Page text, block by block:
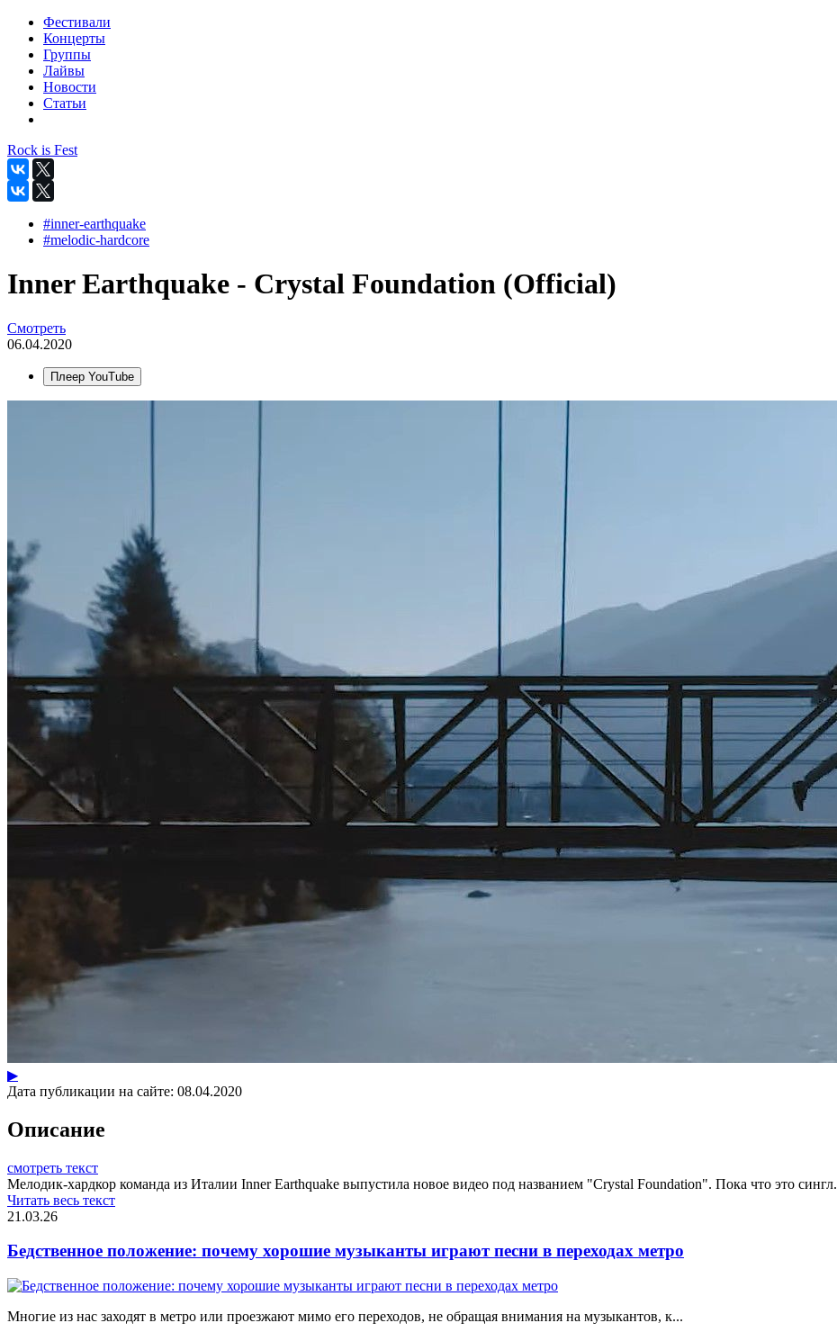
Фестивали
Концерты
Группы
Лайвы
Новости
Статьи
Rock is Fest
#inner-earthquake
#melodic-hardcore
Inner Earthquake - Crystal Foundation (Official)
Смотреть
06.04.2020
Плеер YouTube
▶
Дата публикации на сайте: 08.04.2020
Описание
смотреть текст
Мелодик-хардкор команда из Италии Inner Earthquake выпустила новое видео под названием "Crystal Foundation". Пока что это сингл.
Читать весь текст
21.03.26
Бедственное положение: почему хорошие музыканты играют песни в переходах метро
Многие из нас заходят в метро или проезжают мимо его переходов, не обращая внимания на музыкантов, к...